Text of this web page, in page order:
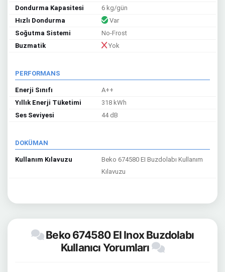
Dondurma Kapasitesi
6 kg/gün
Hızlı Dondurma
Var
Soğutma Sistemi
No-Frost
Buzmatik
Yok
PERFORMANS
Enerji Sınıfı
A++
Yıllık Enerji Tüketimi
318 kWh
Ses Seviyesi
44 dB
DOKÜMAN
Kullanım Kılavuzu
Beko 674580 EI Buzdolabı Kullanım
Kılavuzu
Beko 674580 EI Inox Buzdolabı
Kullanıcı Yorumları